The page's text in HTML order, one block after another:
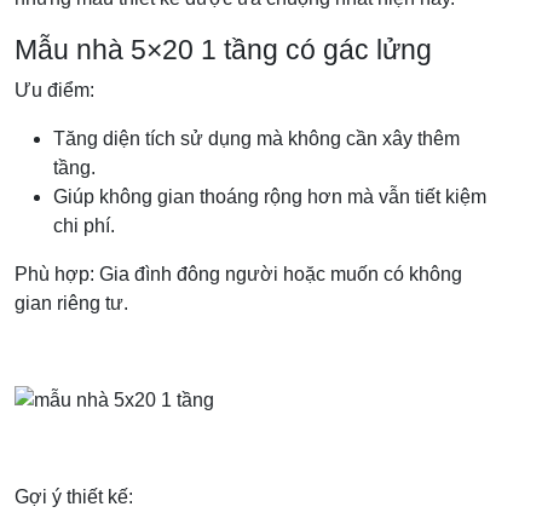
Mẫu nhà 5×20 1 tầng có gác lửng
Ưu điểm:
Tăng diện tích sử dụng mà không cần xây thêm
tầng.
Giúp không gian thoáng rộng hơn mà vẫn tiết kiệm
chi phí.
Phù hợp: Gia đình đông người hoặc muốn có không
gian riêng tư.
Gợi ý thiết kế: